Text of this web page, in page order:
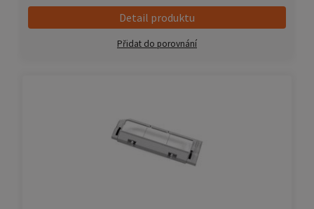
Detail produktu
Přidat do porovnání